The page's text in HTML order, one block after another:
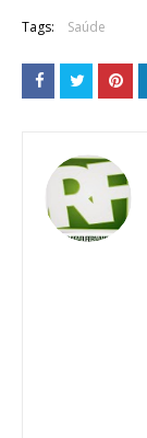
Tags: Saúde